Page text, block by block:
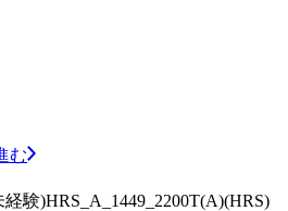
む
験)HRS_A_1449_2200T(A)(HRS)